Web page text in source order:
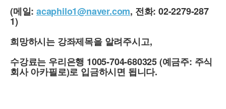
(메일: acaphilo1@naver.com, 전화: 02-2279-287
1)
희망하시는 강좌제목을 알려주시고,
수강료는 우리은행 1005-704-680325 (예금주: 주식
회사 아카필로)로 입금하시면 됩니다.